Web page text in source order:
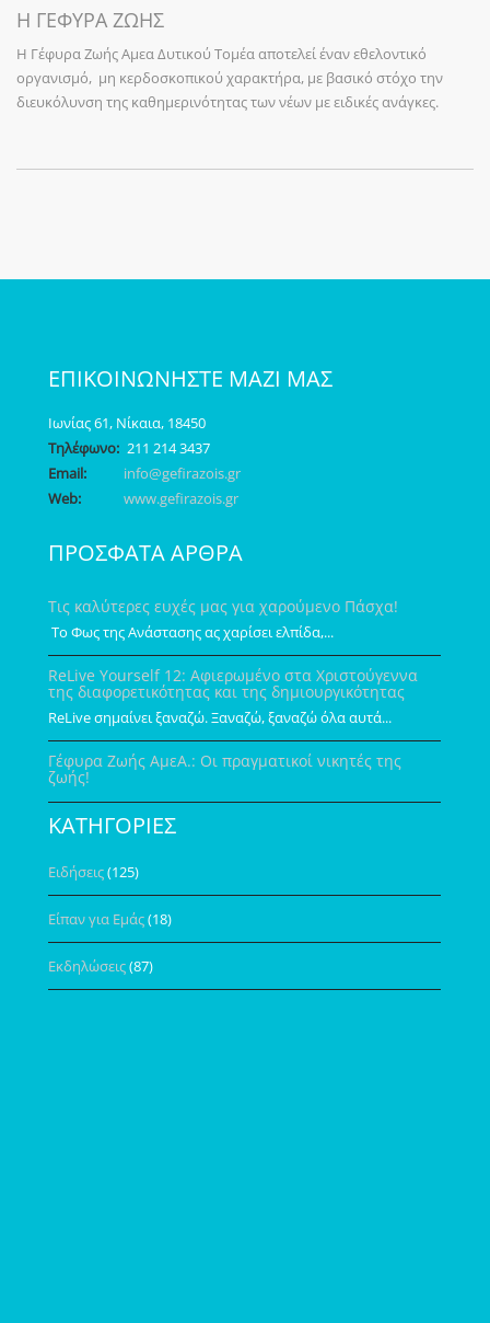
Η ΓΕΦΥΡΑ ΖΩΗΣ
Η Γέφυρα Ζωής Αμεα Δυτικού Τομέα αποτελεί έναν εθελοντικό
οργανισμό, μη κερδοσκοπικού χαρακτήρα, με βασικό στόχο την
διευκόλυνση της καθημερινότητας των νέων με ειδικές ανάγκες.
ΕΠΙΚΟΙΝΩΝΗΣΤΕ ΜΑΖΙ ΜΑΣ
Ιωνίας 61, Νίκαια, 18450
Τηλέφωνο:211 214 3437
Email:
info@gefirazois.gr
Web:
www.gefirazois.gr
ΠΡΟΣΦΑΤΑ ΑΡΘΡΑ
Τις καλύτερες ευχές μας για χαρούμενο Πάσχα!
Το Φως της Ανάστασης ας χαρίσει ελπίδα,...
ReLive Yourself 12: Αφιερωμένο στα Χριστούγεννα
της διαφορετικότητας και της δημιουργικότητας
ReLive σημαίνει ξαναζώ. Ξαναζώ, ξαναζώ όλα αυτά...
Γέφυρα Ζωής ΑμεΑ.: Οι πραγματικοί νικητές της
ζωής!
ΚΑΤΗΓΟΡΙΕΣ
Ειδήσεις(125)
Είπαν για Εμάς(18)
Εκδηλώσεις(87)